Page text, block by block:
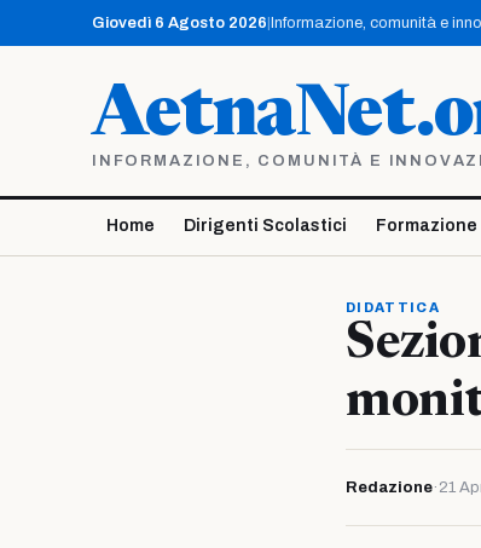
contenuto
Giovedì 6 Agosto 2026 Informazione, comunità e
INFORMAZIONE, COMUNITÀ E
Home Dirigenti Scolastici
DIDATTICA
Redazione· 21